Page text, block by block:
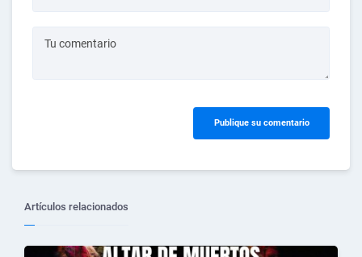
Tu comentario
Publique su comentario
Artículos relacionados